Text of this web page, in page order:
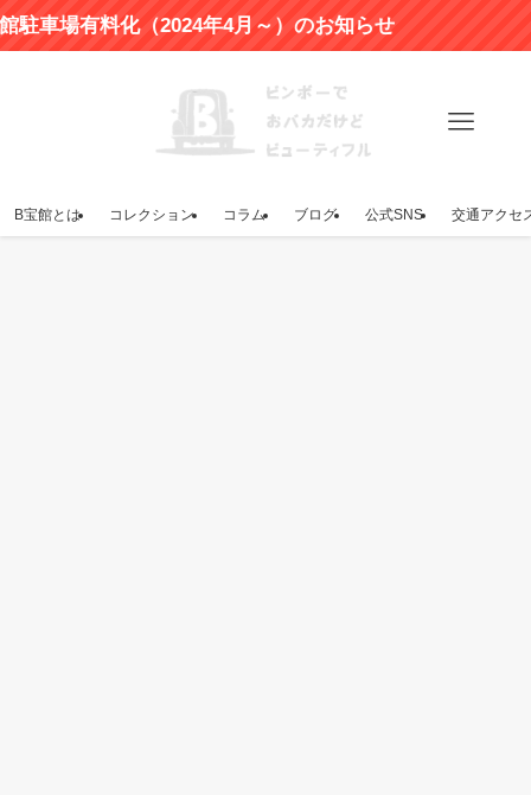
有料化（2024年4月～）のお知らせ
B宝館とは コレクション コラム ブログ 公式SNS 交通アクセ